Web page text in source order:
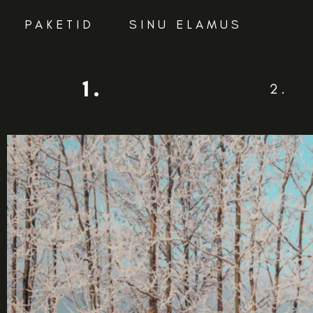
PAKETID SINU ELAMUS
1. 2.